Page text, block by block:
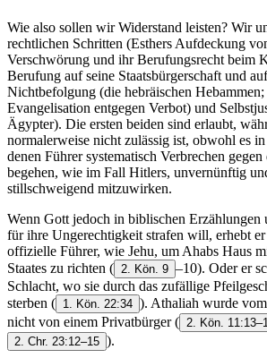
Wie also sollen wir Widerstand leisten? Wir
rechtlichen Schritten (Esthers Aufdeckung
Verschwörung und ihr Berufungsrecht beim
Berufung auf seine Staatsbürgerschaft und
Nichtbefolgung (die hebräischen
Evangelisation entgegen Verbot) und
Ägypter). Die ersten beiden sind erlaubt,
normalerweise nicht zulässig ist, obwohl es
denen Führer systematisch Verbrechen
begehen, wie im Fall Hitlers, unvernünftig
stillschweigend mitzuwirken.
Wenn Gott jedoch in biblischen Erzählungen
für ihre Ungerechtigkeit strafen will, erhebt
offizielle Führer, wie Jehu, um Ahabs Haus
Staates zu richten ( 2. Kön. 9 –10). Oder er
Schlacht, wo sie durch das zufällige
sterben ( 1. Kön. 22:34 ). Athaliah wurde
nicht von einem Privatbürger( 2. Kön.
2. Chr. 23:12–15 ).